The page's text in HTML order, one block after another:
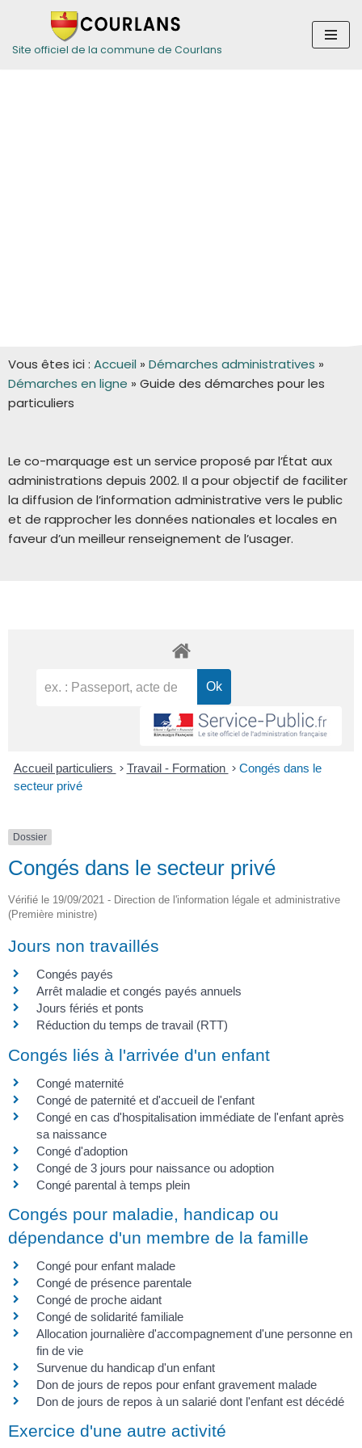
Aller
Site officiel de la commune de Courlans
Vous êtes ici : Accueil » Démarches administratives »
Démarches en ligne » Guide des démarches pour les
particuliers
Le co-marquage est un service proposé par l’État aux
administrations depuis 2002. Il a pour objectif de faciliter
la diffusion de l’information administrative vers le public
et de rapprocher les données nationales et locales en
faveur d’un meilleur renseignement de l’usager.
Accueil particuliers > Travail - Formation > Congés dans le
secteur privé
Dossier
Congés dans le secteur privé
Vérifié le 19/09/2021 - Direction de l'information légale et administrative
(Première ministre)
Jours non travaillés
Congés payés
Arrêt maladie et congés payés annuels
Jours fériés et ponts
Réduction du temps de travail (RTT)
Congés liés à l'arrivée d'un enfant
Congé maternité
Congé de paternité et d'accueil de l'enfant
Congé en cas d'hospitalisation immédiate de l'enfant après
sa naissance
Congé d'adoption
Congé de 3 jours pour naissance ou adoption
Congé parental à temps plein
Congés pour maladie, handicap ou
dépendance d'un membre de la famille
Congé pour enfant malade
Congé de présence parentale
Congé de proche aidant
Congé de solidarité familiale
Allocation journalière d'accompagnement d'une personne en
fin de vie
Survenue du handicap d'un enfant
Don de jours de repos pour enfant gravement malade
Don de jours de repos à un salarié dont l'enfant est décédé
Exercice d'une autre activité